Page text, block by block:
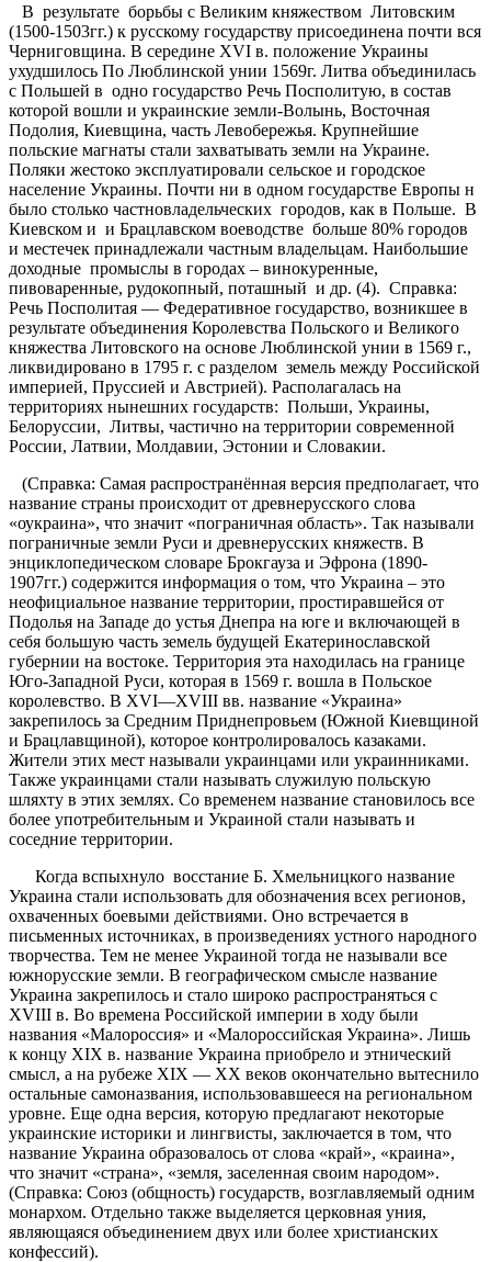
В результате борьбы с Великим княжеством Литовским
(1500-1503гг.) к русскому государству присоединена почти вся
Черниговщина. В середине ХVI в. положение Украины
ухудшилось По Люблинской унии 1569г. Литва объединилась
с Польшей в одно государство Речь Посполитую, в состав
которой вошли и украинские земли-Волынь, Восточная
Подолия, Киевщина, часть Левобережья. Крупнейшие
польские магнаты стали захватывать земли на Украине.
Поляки жестоко эксплуатировали сельское и городское
население Украины. Почти ни в одном государстве Европы н
было столько частновладельческих городов, как в Польше. В
Киевском и и Брацлавском воеводстве больше 80% городов
и местечек принадлежали частным владельцам. Наибольшие
доходные промыслы в городах – винокуренные,
пивоваренные, рудокопный, поташный и др. (4). Справка:
Речь Посполитая — Федеративное государство, возникшее в
результате объединения Королевства Польского и Великого
княжества Литовского на основе Люблинской унии в 1569 г.,
ликвидировано в 1795 г. с разделом земель между Российской
империей, Пруссией и Австрией). Располагалась на
территориях нынешних государств: Польши, Украины,
Белоруссии, Литвы, частично на территории современной
России, Латвии, Молдавии, Эстонии и Словакии.
(Справка: Самая распространённая версия предполагает, что
название страны происходит от древнерусского слова
«оукраина», что значит «пограничная область». Так называли
пограничные земли Руси и древнерусских княжеств. В
энциклопедическом словаре Брокгауза и Эфрона (1890-
1907гг.) содержится информация о том, что Украина – это
неофициальное название территории, простиравшейся от
Подолья на Западе до устья Днепра на юге и включающей в
себя большую часть земель будущей Екатеринославской
губернии на востоке. Территория эта находилась на границе
Юго-Западной Руси, которая в 1569 г. вошла в Польское
королевство. В XVI—XVIII вв. название «Украина»
закрепилось за Средним Приднепровьем (Южной Киевщиной
и Брацлавщиной), которое контролировалось казаками.
Жители этих мест называли украинцами или украинниками.
Также украинцами стали называть служилую польскую
шляхту в этих землях. Со временем название становилось все
более употребительным и Украиной стали называть и
соседние территории.
Когда вспыхнуло восстание Б. Хмельницкого название
Украина стали использовать для обозначения всех регионов,
охваченных боевыми действиями. Оно встречается в
письменных источниках, в произведениях устного народного
творчества. Тем не менее Украиной тогда не называли все
южнорусские земли. В географическом смысле название
Украина закрепилось и стало широко распространяться с
XVIII в. Во времена Российской империи в ходу были
названия «Малороссия» и «Малороссийская Украина». Лишь
к концу XIX в. название Украина приобрело и этнический
смысл, а на рубеже XIX — XX веков окончательно вытеснило
остальные самоназвания, использовавшееся на региональном
уровне. Еще одна версия, которую предлагают некоторые
украинские историки и лингвисты, заключается в том, что
название Украина образовалось от слова «край», «краина»,
что значит «страна», «земля, заселенная своим народом».
(Справка: Союз (общность) государств, возглавляемый одним
монархом. Отдельно также выделяется церковная уния,
являющаяся объединением двух или более христианских
конфессий).